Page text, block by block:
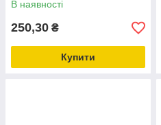
В наявності
250,30 ₴
Купити